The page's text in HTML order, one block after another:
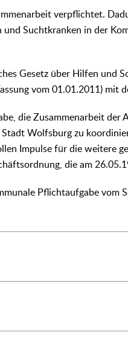
verpflichtet.
Suchtkranken in der
Gesetz über Hilfen und
vom 01.01.2011) mit
die Zusammenarbeit der
Wolfsburg zu
Impulse für die weitere
die am
Pflichtaufgabe vom